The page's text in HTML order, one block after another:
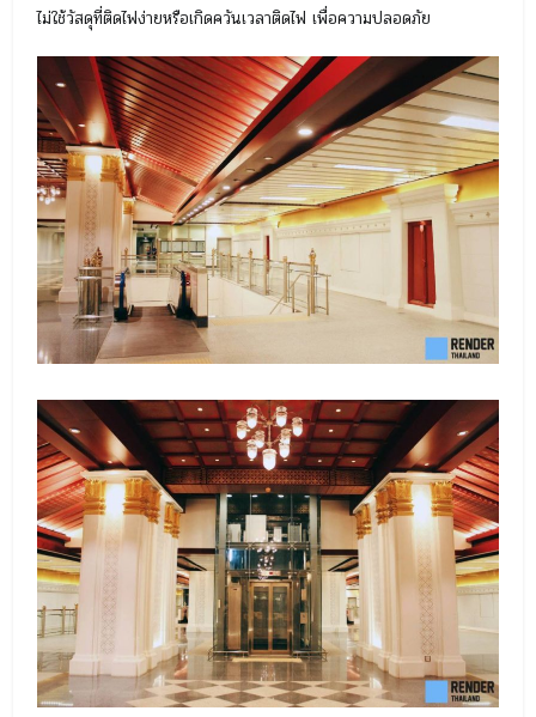
ไม่ใช้วัสดุที่ติดไฟง่ายหรือเกิดควันเวลาติดไฟ เพื่อความปลอดภัย